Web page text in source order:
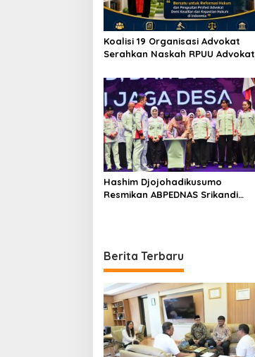
Koalisi 19 Organisasi Advokat
Serahkan Naskah RPUU Advokat
Hashim Djojohadikusumo
Resmikan ABPEDNAS Srikandi
Berita Terbaru